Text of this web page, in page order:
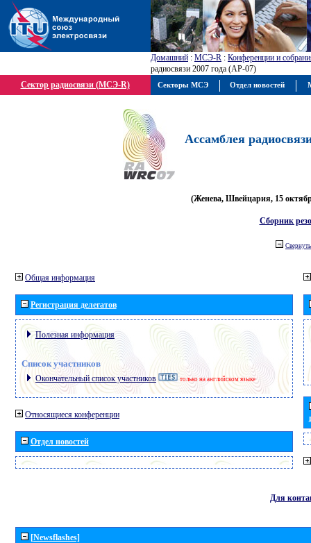
Домашний : МСЭ-R : Конференции и
радиосвязи 2007 года (АР-07)
Сектор радиосвязи (МСЭ-R)
Ассамблея
(Женева, Швейцария, 15
Сборник
Свернуть
Общая информация
Регистрация делегатов
Полезная информация
Список участников
Окончательный список участников только на английском языке
Относящиеся конференции
Отдел новостей
Для
[Newsflashes]
Секторы МСЭ Отдел новостей